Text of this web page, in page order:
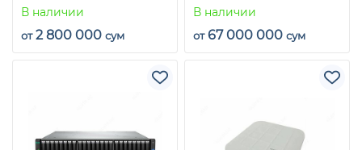
SAMSUNG 32GB 2Rx4
PC4-2933Y
В наличии
от2 800 000 сум
2050 SAN Dual
Controller LFF Storage
(Q1J00A)
В наличии
от67 000 000 сум